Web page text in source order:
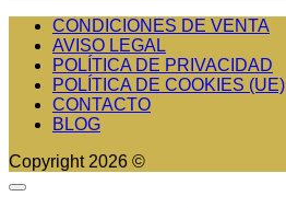
CONDICIONES DE VENTA
AVISO LEGAL
POLÍTICA DE PRIVACIDAD
POLÍTICA DE COOKIES (UE)
CONTACTO
BLOG
Copyright 2026 ©